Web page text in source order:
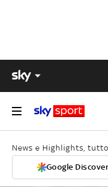
News e Highlights,
Google Discover